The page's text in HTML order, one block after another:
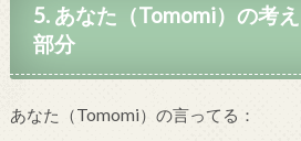
5. あなた（Tomomi）の考
部分
あなた（Tomomi）の言ってる：